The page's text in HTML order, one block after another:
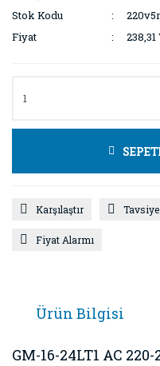
Stok Kodu
Fiyat
Karşılaştır
Fiyat Alarmı
Ürün Bilgisi
GM-16-24LT1 AC